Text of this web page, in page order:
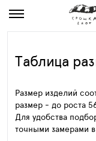
Таблица
Размер изделий
размер - до роста
Для удобства
точными замерами в